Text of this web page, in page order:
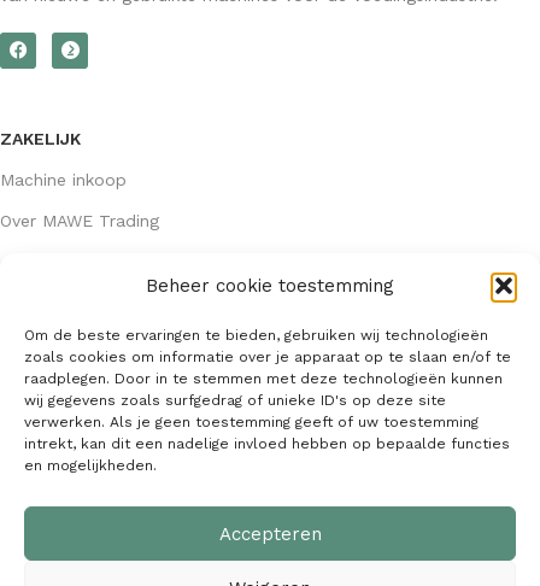
Beheer cookie toestemming
Om de beste ervaringen te bieden, gebruiken wij technologieën
zoals cookies om informatie over je apparaat op te slaan en/of te
raadplegen. Door in te stemmen met deze technologieën kunnen
wij gegevens zoals surfgedrag of unieke ID's op deze site
verwerken. Als je geen toestemming geeft of uw toestemming
intrekt, kan dit een nadelige invloed hebben op bepaalde functies
en mogelijkheden.
Accepteren
ZAKELIJK
Machine inkoop
Over MAWE Trading
Algemene voorwaarden
KVK: 64407667
info@mawetrading.nl
+31 6 53 270 335
| Webdesign: